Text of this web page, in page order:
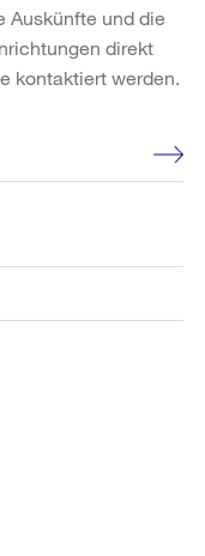
Auskünfte und die
direkt
kontaktiert werden.